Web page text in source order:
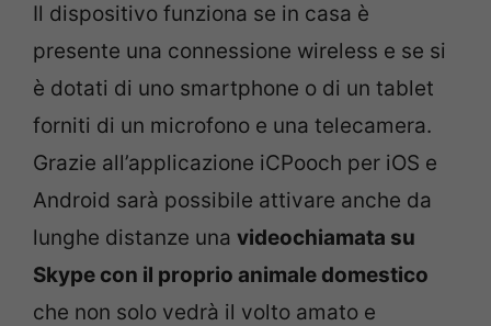
Il dispositivo funziona se in casa è
presente una connessione wireless e se si
è dotati di uno smartphone o di un tablet
forniti di un microfono e una telecamera.
Grazie all’applicazione iCPooch per iOS e
Android sarà possibile attivare anche da
lunghe distanze una videochiamata su
Skype con il proprio animale domestico
che non solo vedrà il volto amato e